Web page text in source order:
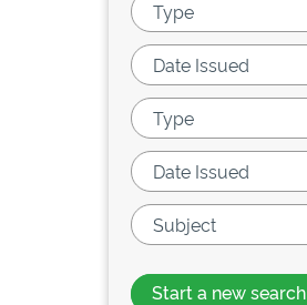
Start a new search